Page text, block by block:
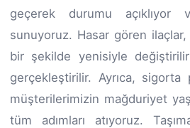
geçerek durumu açıklıyor
sunuyoruz. Hasar gören
bir şekilde yenisiyle
gerçekleştirilir. Ayrıca, sigorta
müşterilerimizin mağduriyet
tüm adımları atıyoruz.